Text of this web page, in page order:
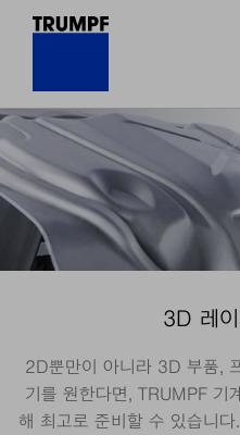
3D 레이
2D뿐만이 아니라 3D 부품,
기를 원한다면, TRUMPF 기
해 최고로 준비할 수 있습니